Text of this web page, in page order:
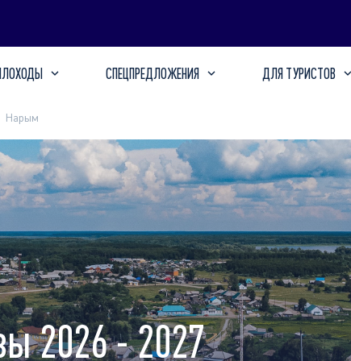
СПЕЦПРЕДЛОЖЕНИЯ ДЛЯ ТУРИСТОВ
Нарым
2026 - 2027